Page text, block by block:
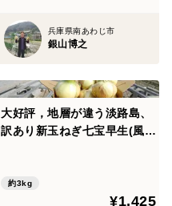
兵庫県南あわじ市
銀山博之
大好評，地層が違う淡路島、
訳あり新玉ねぎ七宝早生(風袋
約3kg
¥1,425